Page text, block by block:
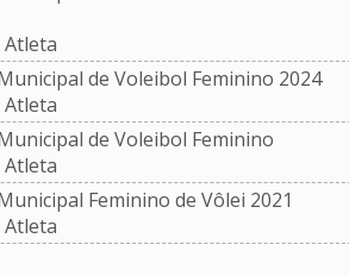
de Voleibol Feminino 2024
de Voleibol Feminino
Feminino de Vôlei 2021